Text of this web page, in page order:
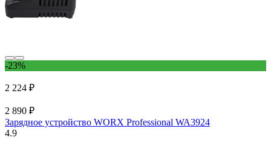
-23%
2 224 ₽
2 890 ₽
Зарядное устройство WORX Professional WA3924
4.9